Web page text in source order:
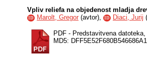
Vpliv reliefa na objedenost mladja
ID Marolt, Gregor (avtor), ID Diaci, Jurij (
PDF - Predstavitvena datoteka,
MD5: